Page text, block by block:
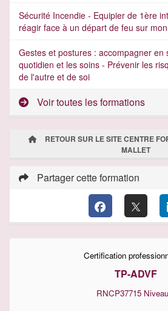
Sécurité Incendie - Equipier de 1ère
réagir face à un départ de feu sur
Gestes et postures : accompagner en
quotidien et les soins - Prévenir les
de l'autre et de soi
Voir toutes les formations
RETOUR SUR LE SITE CENTRE
MALLET
Partager cette formation
Certification
TP-ADVF
RNCP37715